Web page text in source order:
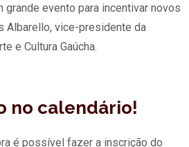
grande evento para incentivar novos
Albarello, vice-presidente da
e Cultura Gaúcha.
no calendário!
é possível fazer a inscrição do